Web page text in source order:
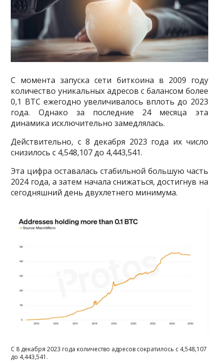
С момента запуска сети биткоина в 2009 году
количество уникальных адресов с балансом более
0,1 BTC ежегодно увеличивалось вплоть до 2023
года. Однако за последние 24 месяца эта
динамика исключительно замедлялась.
Действительно, с 8 декабря 2023 года их число
снизилось с 4,548,107 до 4,443,541.
Эта цифра оставалась стабильной большую часть
2024 года, а затем начала снижаться, достигнув на
сегодняшний день двухлетнего минимума.
С 8 декабря 2023 года количество адресов сократилось с 4,548,107
до 4,443,541.